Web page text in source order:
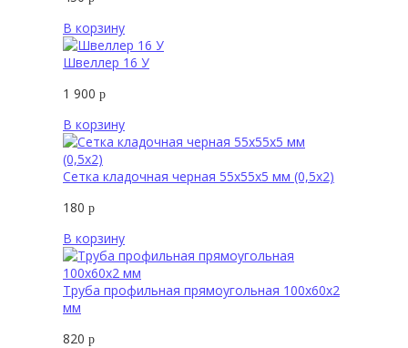
В корзину
Швеллер 16 У
1 900 р
В корзину
Сетка кладочная черная 55х55х5 мм (0,5х2)
180 р
В корзину
Труба профильная прямоугольная 100х60х2
мм
820 р